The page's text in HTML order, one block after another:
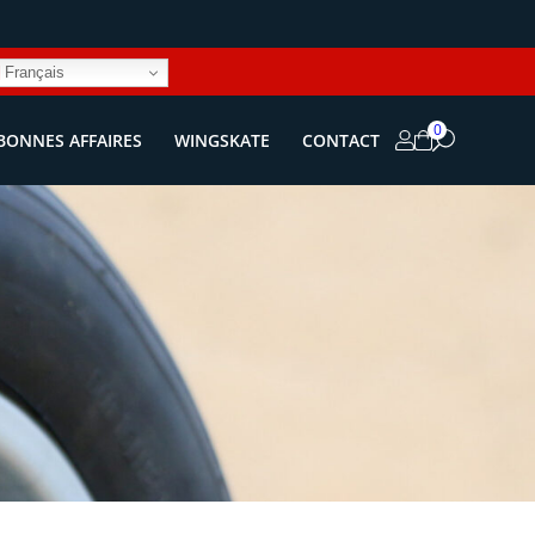
Français
AFFAIRES WINGSKATE CONTACT 0